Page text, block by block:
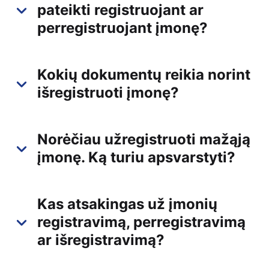
pateikti registruojant ar
perregistruojant įmonę?
Kokių dokumentų reikia norint
išregistruoti įmonę?
Norėčiau užregistruoti mažąją
įmonę. Ką turiu apsvarstyti?
Kas atsakingas už įmonių
registravimą, perregistravimą
ar išregistravimą?